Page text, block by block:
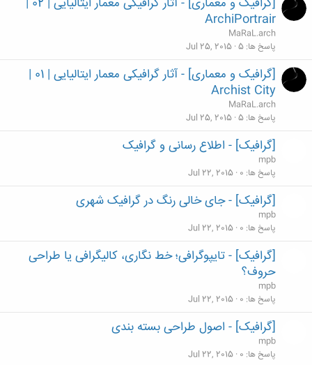
ArchiPortrair
MaRaL.arch
پاسخ ها 5
Jul 25, 2015
[گرافیک و معماری] - آثار گرافیکی معمار ایتالیایی | 01 |
Archist City
MaRaL.arch
پاسخ ها 5
Jul 25, 2015
[گرافیک] - اطلاع رسانی و گرافیک
mpb
پاسخ ها 0
Jul 22, 2015
[گرافیک] - جای خالی رنگ در گرافیک شهری
mpb
پاسخ ها 0
Jul 22, 2015
[گرافیک] - تایپوگرافی؛ خط نگاری، کالیگرافی یا طراحی
حروف؟
mpb
پاسخ ها 0
Jul 22, 2015
[گرافیک] - اصول طراحی بسته بندی
mpb
پاسخ ها 0
Jul 22, 2015